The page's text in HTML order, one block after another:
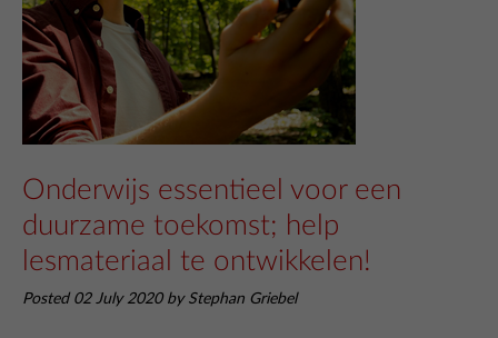
Onderwijs essentieel voor een
duurzame toekomst; help
lesmateriaal te ontwikkelen!
Posted 02 July 2020 by Stephan Griebel